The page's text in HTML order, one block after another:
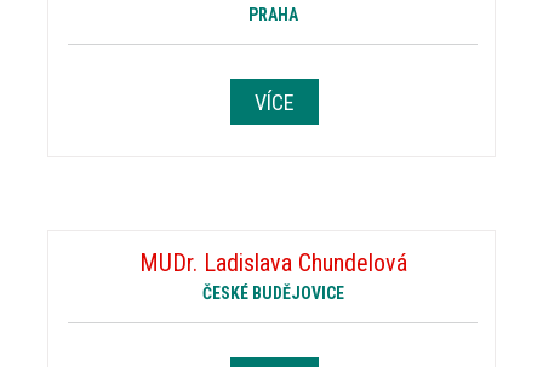
PRAHA
VÍCE
MUDr. Ladislava Chundelová
ČESKÉ BUDĚJOVICE